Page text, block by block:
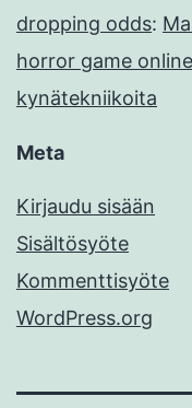
dropping odds:
horror game online
kynätekniikoita
Meta
Kirjaudu sisään
Sisältösyöte
Kommenttisyöte
WordPress.org